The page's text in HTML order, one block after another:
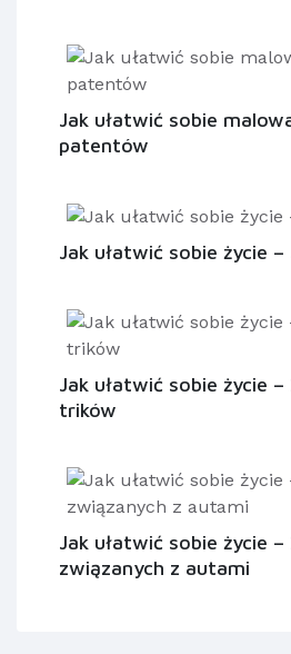
Jak ułatwić sobie
patentów
Jak ułatwić sobie życie
Jak ułatwić sobie życie
trików
Jak ułatwić sobie życie
związanych z autami